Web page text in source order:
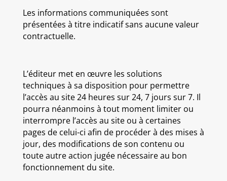
Les informations communiquées sont
présentées à titre indicatif sans aucune valeur
contractuelle.
L’éditeur met en œuvre les solutions
techniques à sa disposition pour permettre
l’accès au site 24 heures sur 24, 7 jours sur 7. Il
pourra néanmoins à tout moment limiter ou
interrompre l’accès au site ou à certaines
pages de celui-ci afin de procéder à des mises à
jour, des modifications de son contenu ou
toute autre action jugée nécessaire au bon
fonctionnement du site.